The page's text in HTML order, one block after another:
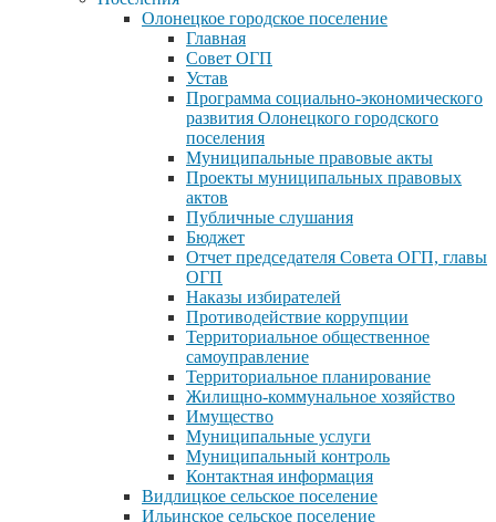
Олонецкое городское поселение
Главная
Совет ОГП
Устав
Программа социально-экономического
развития Олонецкого городского
поселения
Муниципальные правовые акты
Проекты муниципальных правовых
актов
Публичные слушания
Бюджет
Отчет председателя Совета ОГП, главы
ОГП
Наказы избирателей
Противодействие коррупции
Территориальное общественное
самоуправление
Территориальное планирование
Жилищно-коммунальное хозяйство
Имущество
Муниципальные услуги
Муниципальный контроль
Контактная информация
Видлицкое сельское поселение
Ильинское сельское поселение